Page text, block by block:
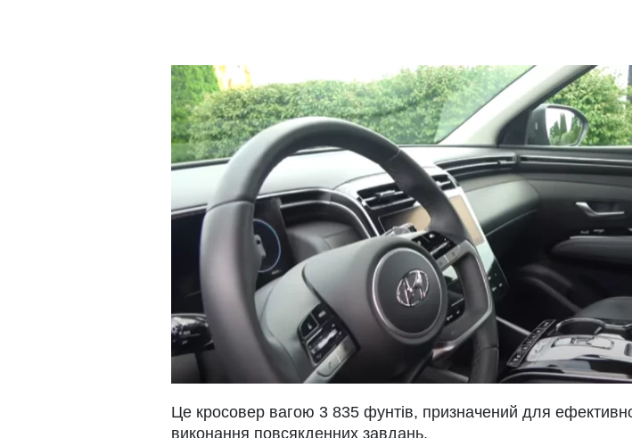
Це кросовер вагою 3 835 фунтів, призначений для
виконання повсякденних завдань.